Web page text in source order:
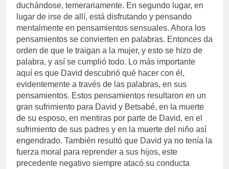
duchándose, temerariamente. En segundo lugar, en
lugar de irse de allí, está disfrutando y pensando
mentalmente en pensamientos sensuales. Ahora los
pensamientos se convierten en palabras. Entonces da
orden de que le traigan a la mujer, y esto se hizo de
palabra, y así se cumplió todo. Lo más importante
aquí es que David descubrió qué hacer con él,
evidentemente a través de las palabras, en sus
pensamientos. Estos pensamientos resultaron en un
gran sufrimiento para David y Betsabé, en la muerte
de su esposo, en mentiras por parte de David, en el
sufrimiento de sus padres y en la muerte del niño así
engendrado. También resultó que David ya no tenía la
fuerza moral para reprender a sus hijos, este
precedente negativo siempre atacó su conducta